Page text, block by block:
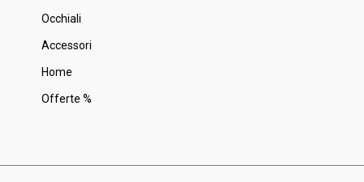
Occhiali
Accessori
Home
Offerte %